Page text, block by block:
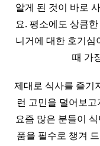
알게 된 것이 바로
요. 평소에도 상큼
니거에​ 대한 호기심
때 가
제대로 식사를 즐기
런 고민을 덜어보
요즘 많은 분들이
품을 필수로 챙겨